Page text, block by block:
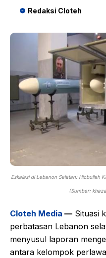
Redaksi Cloteh
Eskalasi di Lebanon Selatan: Hizbullah
(Sumber:
Cloteh Media — Situasi
perbatasan Lebanon
menyusul laporan
antara kelompok